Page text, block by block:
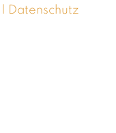
Datenschutz